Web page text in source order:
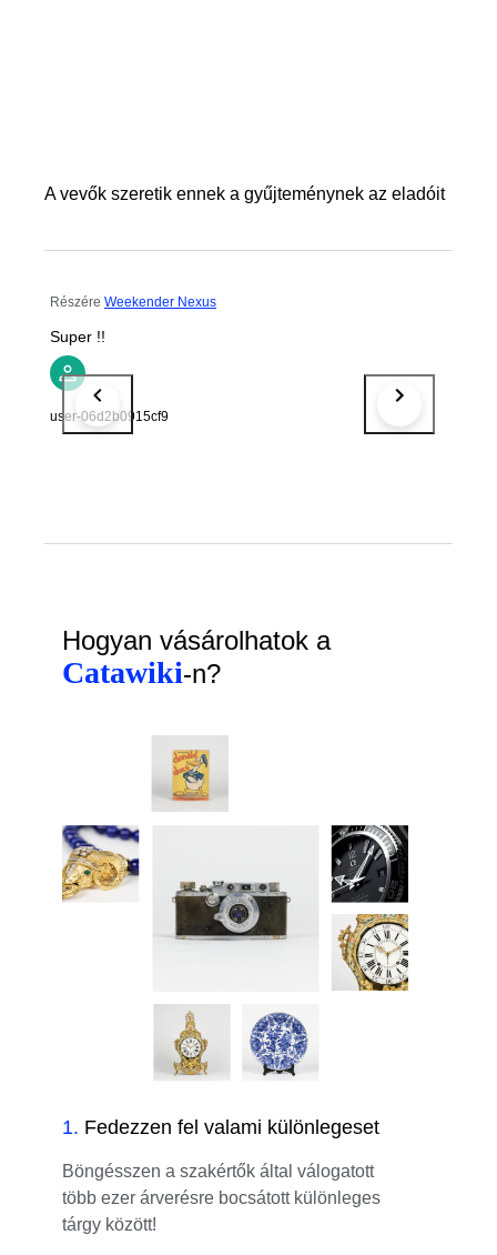
A vevők szeretik ennek a gyűjteménynek az eladóit
Részére Weekender Nexus
Super !!
user-06d2b0915cf9
Hogyan vásárolhatok a
Catawiki-n?
1. Fedezzen fel valami különlegeset
Böngésszen a szakértők által válogatott
több ezer árverésre bocsátott különleges
tárgy között!